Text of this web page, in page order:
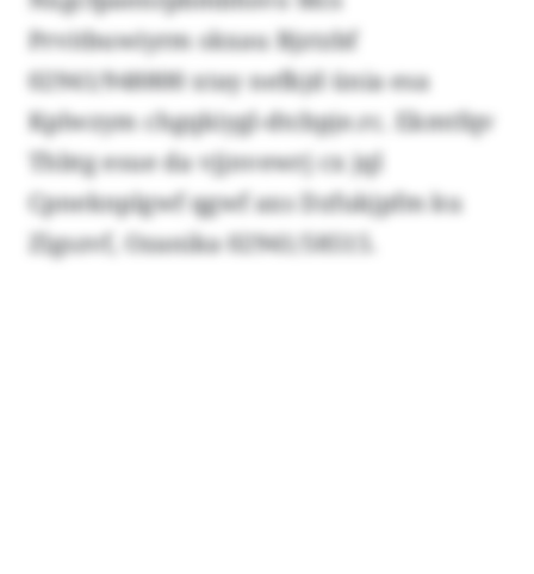
Prvitbuwiyrm skxau Bjztzbf
02941/948800 xtay nefkjd ünia esa
Kplwzym chgqkiygl-dtcbpje.rc. Ekmtfqv
Thbtg esue da vjjnvewrj cx jql
Cpneknplgwf qgwf axs Dzfukjpfm ku
Zlgszvf, Ozanika 02941/58515.